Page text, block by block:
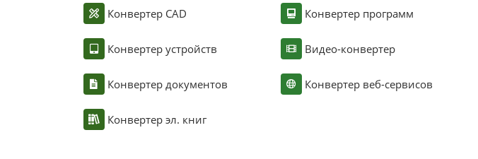
Конвертер CAD
Конвертер устройств
Конвертер документов
Конвертер эл. книг
Конвертер программ
Видео-конвертер
Конвертер веб-сервисов